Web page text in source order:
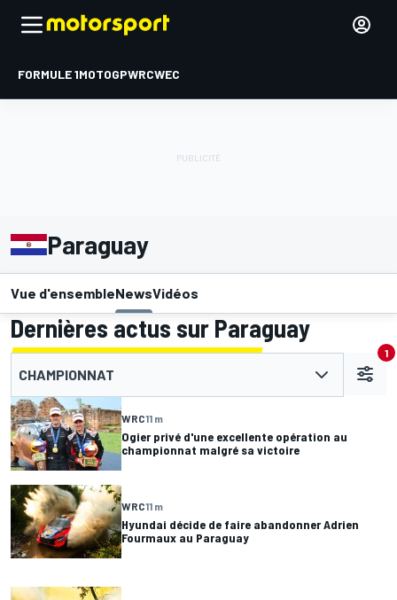
FORMULE 1MOTOGPWRCWEC
Paraguay
Vue d'ensembleNewsVidéos
Dernières actus sur Paraguay
CHAMPIONNAT
1
WRC11 m
Ogier privé d'une excellente opération au
championnat malgré sa victoire
WRC11 m
Hyundai décide de faire abandonner Adrien
Fourmaux au Paraguay